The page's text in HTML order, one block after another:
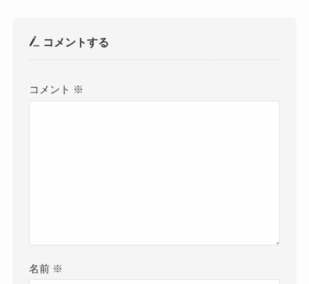
コメントする
コメント ※
名前 ※